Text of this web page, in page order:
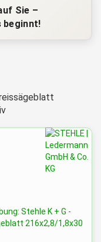
Sie –
beginnt!